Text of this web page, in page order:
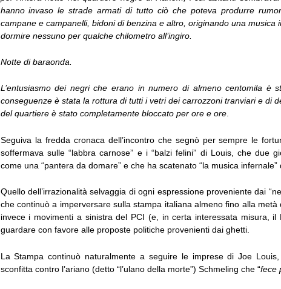
hanno invaso le strade armati di tutto ciò che poteva produrre
campane e campanelli, bidoni di benzina e altro, originando una musica
dormire nessuno per qualche chilometro all’ingiro.
Notte di baraonda.
L’entusiasmo dei negri che erano in numero di almeno centomila è
conseguenze è stata la rottura di tutti i vetri dei carrozzoni tranviari e di
del quartiere è stato completamente bloccato per ore e ore.
Seguiva la fredda cronaca dell’incontro che segnò per sempre le
soffermava sulle “labbra carnose” e i “balzi felini” di Louis, che due
come una “pantera da domare” e che ha scatenato “la musica infernale”
Quello dell’irrazionalità selvaggia di ogni espressione proveniente dai
che continuò a imperversare sulla stampa italiana almeno fino alla
invece i movimenti a sinistra del PCI (e, in certa interessata misura, il
guardare con favore alle proposte politiche provenienti dai ghetti.
La Stampa continuò naturalmente a seguire le imprese di Joe
sconfitta contro l’ariano (detto “l’ulano della morte”) Schmeling che “fece